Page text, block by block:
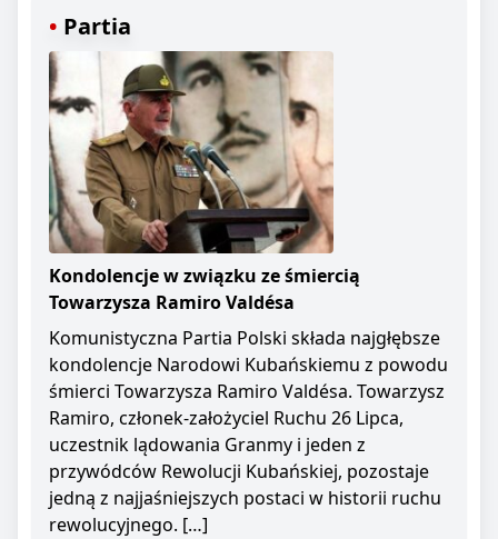
Partia
Kondolencje w związku ze śmiercią
Towarzysza Ramiro Valdésa
Komunistyczna Partia Polski składa najgłębsze
kondolencje Narodowi Kubańskiemu z powodu
śmierci Towarzysza Ramiro Valdésa. Towarzysz
Ramiro, członek-założyciel Ruchu 26 Lipca,
uczestnik lądowania Granmy i jeden z
przywódców Rewolucji Kubańskiej, pozostaje
jedną z najjaśniejszych postaci w historii ruchu
rewolucyjnego. […]